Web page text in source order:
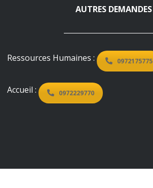
AUTRES DEMANDES
Ressources Humaines : 0972175775
Accueil : 0972229770